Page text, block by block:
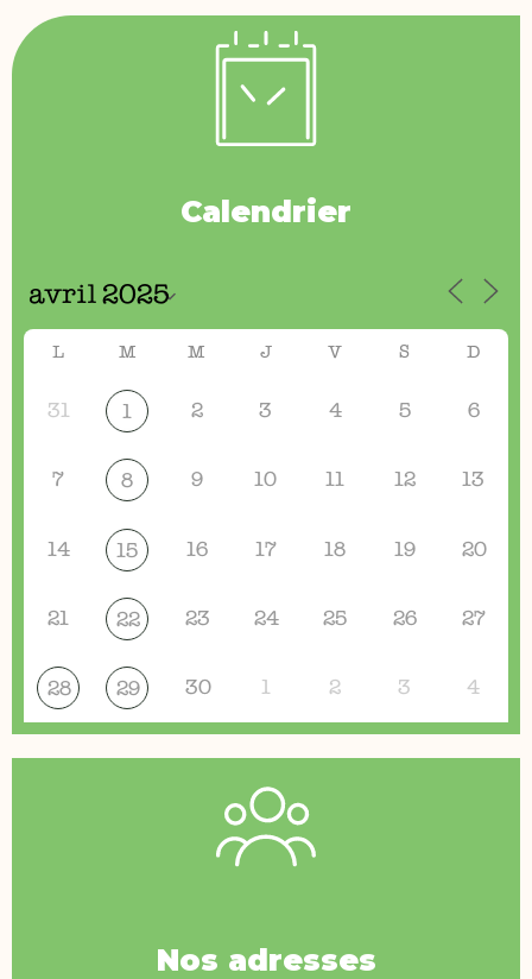
Calendrier
L M M J V S D
31 1 2 3 4 5 6
7 8 9 10 11 12 13
14 15 16 17 18 19 20
21 22 23 24 25 26 27
28 29 30 1 2 3 4
Nos adresses